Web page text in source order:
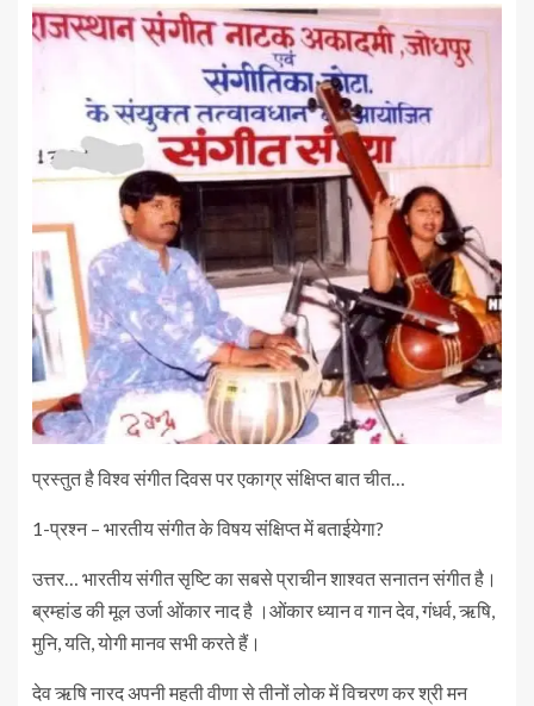
प्रस्तुत है विश्व संगीत दिवस पर एकाग्र संक्षिप्त बात चीत…
1-प्रश्न – भारतीय संगीत के विषय संक्षिप्त में बताईयेगा?
उत्तर… भारतीय संगीत सृष्टि का सबसे प्राचीन शाश्वत सनातन संगीत है।
ब्रम्हांड की मूल उर्जा ओंकार नाद है ।ओंकार ध्यान व गान देव, गंधर्व, ऋषि,
मुनि, यति, योगी मानव सभी करते हैं।
देव ऋषि नारद अपनी महती वीणा से तीनों लोक में विचरण कर श्री मन